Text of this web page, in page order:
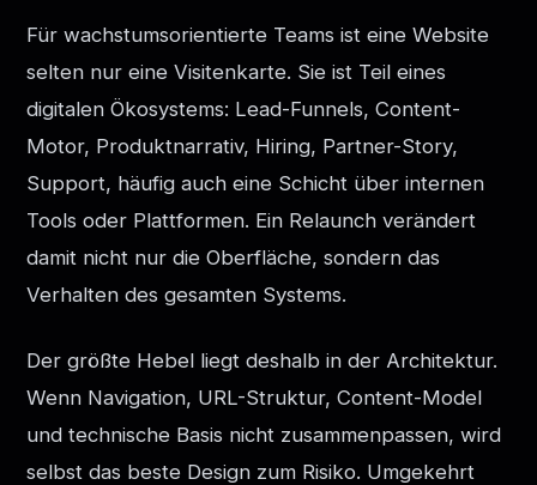
Für wachstumsorientierte Teams ist eine Website
selten nur eine Visitenkarte. Sie ist Teil eines
digitalen Ökosystems: Lead-Funnels, Content-
Motor, Produktnarrativ, Hiring, Partner-Story,
Support, häufig auch eine Schicht über internen
Tools oder Plattformen. Ein Relaunch verändert
damit nicht nur die Oberfläche, sondern das
Verhalten des gesamten Systems.
Der größte Hebel liegt deshalb in der Architektur.
Wenn Navigation, URL-Struktur, Content-Model
und technische Basis nicht zusammenpassen, wird
selbst das beste Design zum Risiko. Umgekehrt